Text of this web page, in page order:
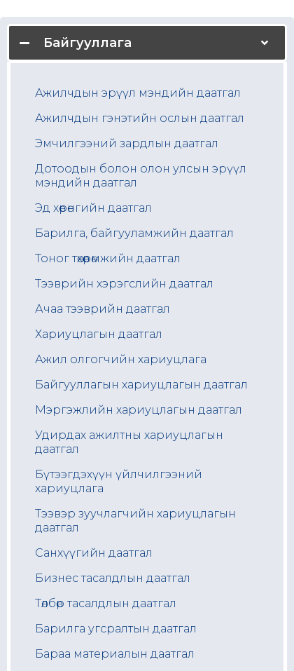
Байгууллага
Ажилчдын эрүүл мэндийн даатгал
Ажилчдын гэнэтийн ослын даатгал
Эмчилгээний зардлын даатгал
Дотоодын болон олон улсын эрүүл
мэндийн даатгал
Эд хөрөнгийн даатгал
Барилга, байгууламжийн даатгал
Тоног төхөөрөмжийн даатгал
Тээврийн хэрэгслийн даатгал
Ачаа тээврийн даатгал
Хариуцлагын даатгал
Ажил олгогчийн хариуцлага
Байгууллагын хариуцлагын даатгал
Мэргэжлийн хариуцлагын даатгал
Удирдах ажилтны хариуцлагын
даатгал
Бүтээгдэхүүн үйлчилгээний
хариуцлага
Тээвэр зуучлагчийн хариуцлагын
даатгал
Санхүүгийн даатгал
Бизнес тасалдлын даатгал
Төлбөр тасалдлын даатгал
Барилга угсралтын даатгал
Бараа материалын даатгал